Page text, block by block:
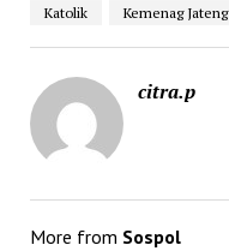
Katolik Kemenag Jateng
citra.p
More from Sospol